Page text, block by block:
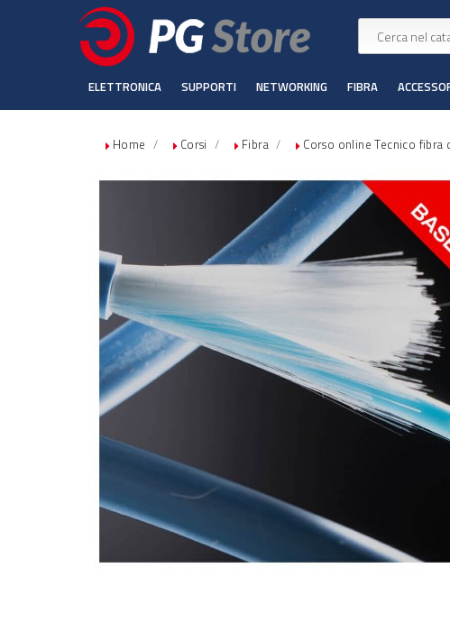
ELETTRONICA SUPPORTI NETWORKING FIBRA
Home Corsi Fibra Corso online Tecnico fibra